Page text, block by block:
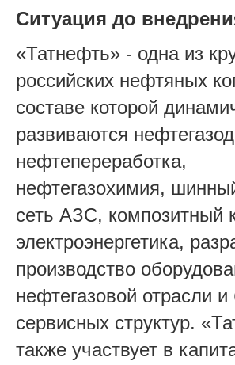
Ситуация до
«Татнефть» - одна из
российских нефтяных
составе которой
развиваются
нефтепереработка,
нефтегазохимия,
сеть АЗС, композитный
электроэнергетика,
производство
нефтегазовой отрасли и
сервисных структур.
также участвует в